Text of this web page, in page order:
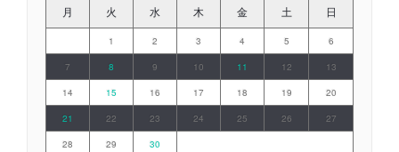
月 火 水 木 金 土 日
1 2 3 4 5 6
7 8 9 10 11 12 13
14 15 16 17 18 19 20
21 22 23 24 25 26 27
28 29 30